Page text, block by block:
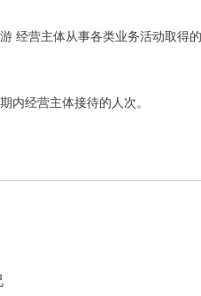
营主体从事各类业务活动取得
经营主体接待的人次。